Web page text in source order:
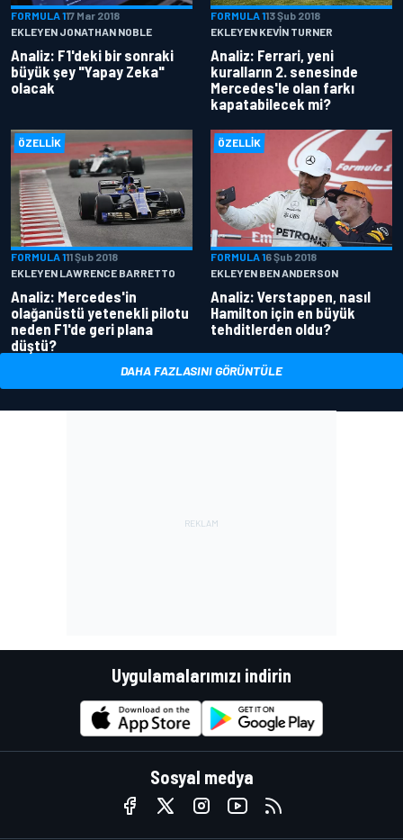
FORMULA 117 Mar 2018
EKLEYEN JONATHAN NOBLE
Analiz: F1'deki bir sonraki
büyük şey "Yapay Zeka"
olacak
FORMULA 113 Şub 2018
EKLEYEN KEVIN TURNER
Analiz: Ferrari, yeni
kuralların 2. senesinde
Mercedes'le olan farkı
kapatabilecek mi?
ÖZELLIK
FORMULA 111 Şub 2018
EKLEYEN LAWRENCE BARRETTO
Analiz: Mercedes'in
olağanüstü yetenekli pilotu
neden F1'de geri plana
düştü?
ÖZELLIK
FORMULA 16 Şub 2018
EKLEYEN BEN ANDERSON
Analiz: Verstappen, nasıl
Hamilton için en büyük
tehditlerden oldu?
DAHA FAZLASINI GÖRÜNTÜLE
Uygulamalarımızı indirin
Sosyal medya